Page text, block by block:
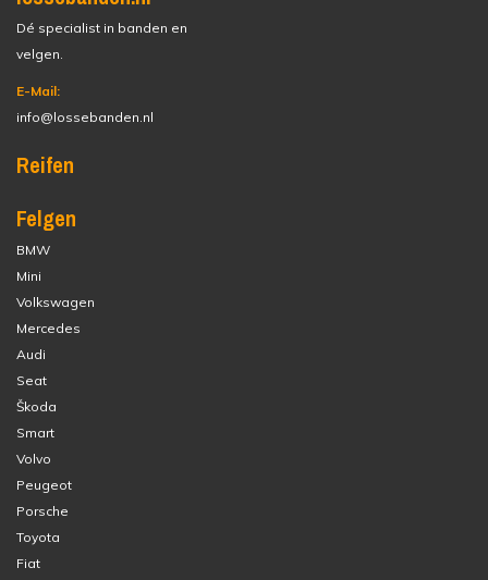
Dé specialist in banden en
velgen.
E-Mail:
info@lossebanden.nl
Reifen
Felgen
BMW
Mini
Volkswagen
Mercedes
Audi
Seat
Škoda
Smart
Volvo
Peugeot
Porsche
Toyota
Fiat